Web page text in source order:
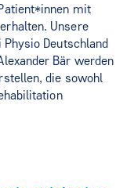
mit
Unsere
Deutschland
Bär werden
die sowohl